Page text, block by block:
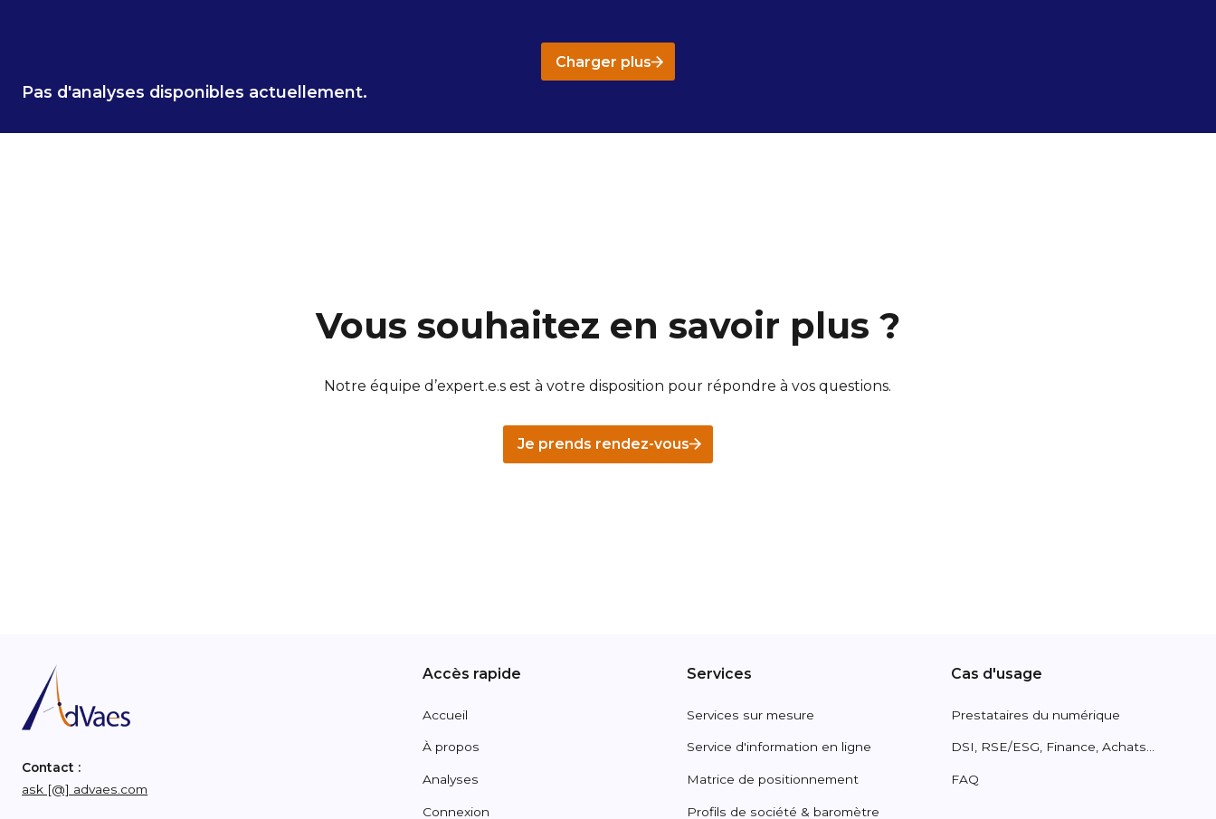
Charger plus
Pas d'analyses disponibles actuellement.
Vous souhaitez en savoir plus ?
Notre équipe d’expert.e.s est à votre disposition pour répondre à vos questions.
Je prends rendez-vous
Contact :
ask [@] advaes.com
Accès rapide
Accueil
À propos
Analyses
Connexion
Services
Services sur mesure
Service d'information en ligne
Matrice de positionnement
Profils de société & baromètre
Cas d'usage
Prestataires du numérique
DSI, RSE/ESG, Finance, Achats...
FAQ